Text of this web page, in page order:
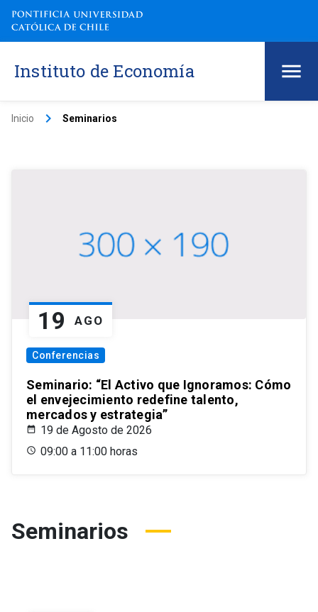
Instituto de Economía
Inicio keyboard_arrow_right Seminarios
19 AGO
Conferencias
Seminario: “El Activo que Ignoramos: Cómo
el envejecimiento redefine talento,
mercados y estrategia”
19 de Agosto de 2026
09:00 a 11:00 horas
Seminarios